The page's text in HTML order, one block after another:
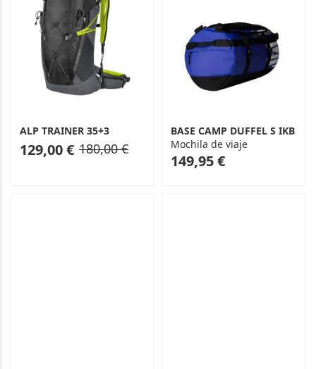
ALP TRAINER 35+3
As
low
129,00 € Regular
180,00 €
BASE CAMP DUFFEL S IKB
Mochila de viaje
As
low
149,95 €